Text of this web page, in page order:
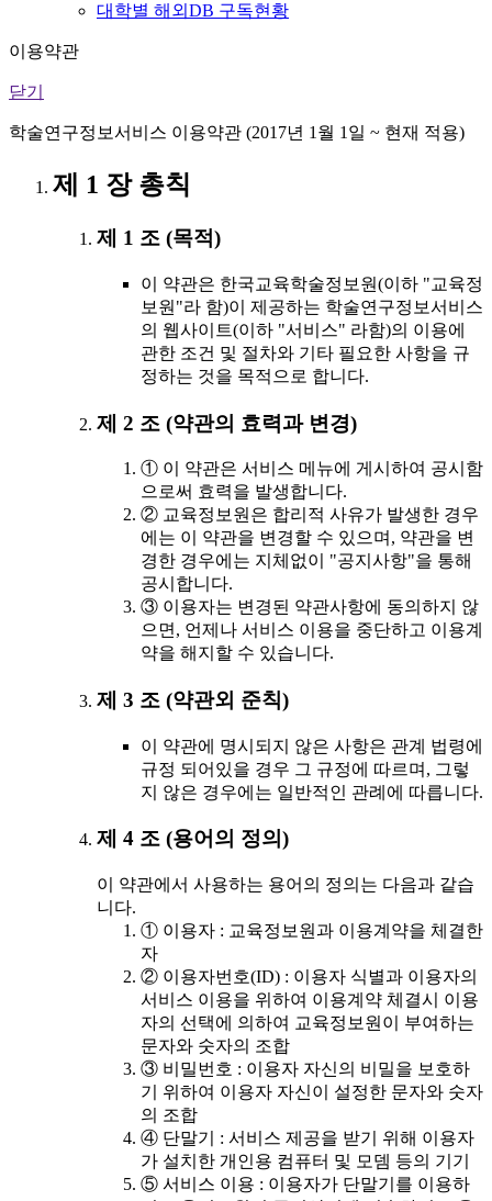
대학별 해외DB 구독현황
이용약관
닫기
학술연구정보서비스 이용약관 (2017년 1월 1일 ~ 현재 적용)
제 1 장 총칙
제 1 조 (목적)
이 약관은 한국교육학술정보원(이하 "교육정
보원"라 함)이 제공하는 학술연구정보서비스
의 웹사이트(이하 "서비스" 라함)의 이용에
관한 조건 및 절차와 기타 필요한 사항을 규
정하는 것을 목적으로 합니다.
제 2 조 (약관의 효력과 변경)
① 이 약관은 서비스 메뉴에 게시하여 공시함
으로써 효력을 발생합니다.
② 교육정보원은 합리적 사유가 발생한 경우
에는 이 약관을 변경할 수 있으며, 약관을 변
경한 경우에는 지체없이 "공지사항"을 통해
공시합니다.
③ 이용자는 변경된 약관사항에 동의하지 않
으면, 언제나 서비스 이용을 중단하고 이용계
약을 해지할 수 있습니다.
제 3 조 (약관외 준칙)
이 약관에 명시되지 않은 사항은 관계 법령에
규정 되어있을 경우 그 규정에 따르며, 그렇
지 않은 경우에는 일반적인 관례에 따릅니다.
제 4 조 (용어의 정의)
이 약관에서 사용하는 용어의 정의는 다음과 같습
니다.
① 이용자 : 교육정보원과 이용계약을 체결한
자
② 이용자번호(ID) : 이용자 식별과 이용자의
서비스 이용을 위하여 이용계약 체결시 이용
자의 선택에 의하여 교육정보원이 부여하는
문자와 숫자의 조합
③ 비밀번호 : 이용자 자신의 비밀을 보호하
기 위하여 이용자 자신이 설정한 문자와 숫자
의 조합
④ 단말기 : 서비스 제공을 받기 위해 이용자
가 설치한 개인용 컴퓨터 및 모뎀 등의 기기
⑤ 서비스 이용 : 이용자가 단말기를 이용하